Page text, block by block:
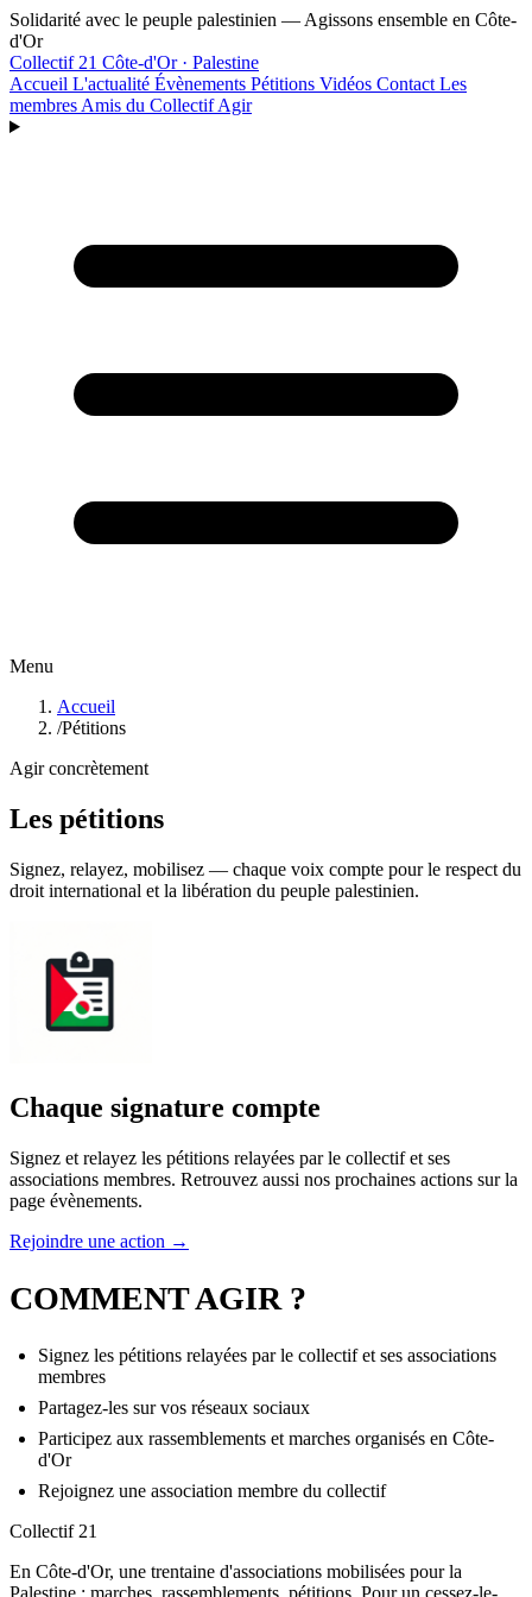
Aller au contenu principal
Solidarité avec le peuple palestinien — Agissons ensemble en Côte-
d'Or
Collectif 21 Côte-d'Or · Palestine
Accueil L'actualité Évènements Pétitions Vidéos Contact Les
membres Amis du CollectifAgir
Menu
Accueil
/Pétitions
Agir concrètement
Les pétitions
Signez, relayez, mobilisez — chaque voix compte pour le respect du
droit international et la libération du peuple palestinien.
Chaque signature compte
Signez et relayez les pétitions relayées par le collectif et ses
associations membres. Retrouvez aussi nos prochaines actions sur la
page évènements.
Rejoindre une action →
COMMENT AGIR ?
Signez les pétitions relayées par le collectif et ses associations
membres
Partagez-les sur vos réseaux sociaux
Participez aux rassemblements et marches organisés en Côte-
d'Or
Rejoignez une association membre du collectif
Collectif 21
En Côte-d'Or, une trentaine d'associations mobilisées pour la
Palestine : marches, rassemblements, pétitions. Pour un cessez-le-